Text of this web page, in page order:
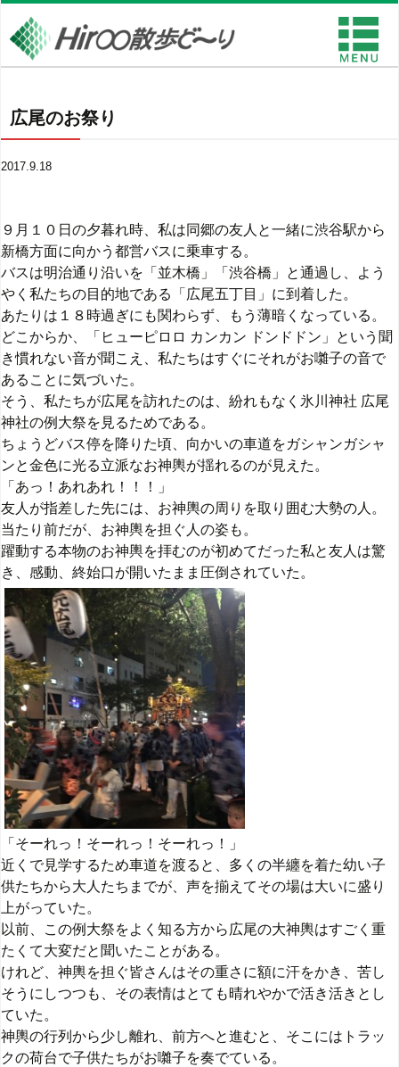
広尾のお祭り
2017.9.18
９月１０日の夕暮れ時、私は同郷の友人と一緒に渋谷駅から
新橋方面に向かう都営バスに乗車する。
バスは明治通り沿いを「並木橋」「渋谷橋」と通過し、よう
やく私たちの目的地である「広尾五丁目」に到着した。
あたりは１８時過ぎにも関わらず、もう薄暗くなっている。
どこからか、「ヒューピロロ カンカン ドンドドン」という聞
き慣れない音が聞こえ、私たちはすぐにそれがお囃子の音で
あることに気づいた。
そう、私たちが広尾を訪れたのは、紛れもなく氷川神社 広尾
神社の例大祭を見るためである。
ちょうどバス停を降りた頃、向かいの車道をガシャンガシャ
ンと金色に光る立派なお神輿が揺れるのが見えた。
「あっ！あれあれ！！！」
友人が指差した先には、お神輿の周りを取り囲む大勢の人。
当たり前だが、お神輿を担ぐ人の姿も。
躍動する本物のお神輿を拝むのが初めてだった私と友人は驚
き、感動、終始口が開いたまま圧倒されていた。
「そーれっ！そーれっ！そーれっ！」
近くで見学するため車道を渡ると、多くの半纏を着た幼い子
供たちから大人たちまでが、声を揃えてその場は大いに盛り
上がっていた。
以前、この例大祭をよく知る方から広尾の大神輿はすごく重
たくて大変だと聞いたことがある。
けれど、神輿を担ぐ皆さんはその重さに額に汗をかき、苦し
そうにしつつも、その表情はとても晴れやかで活き活きとし
ていた。
神輿の行列から少し離れ、前方へと進むと、そこにはトラッ
クの荷台で子供たちがお囃子を奏でている。